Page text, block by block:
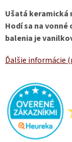
Ušatá keramická
Hodí sa na vonné
balenia je
Ďalšie informácie